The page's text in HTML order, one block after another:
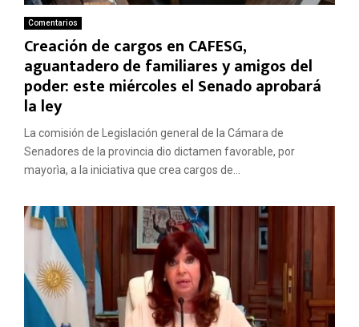
Comentarios
Creación de cargos en CAFESG,
aguantadero de familiares y amigos del
poder: este miércoles el Senado aprobará
la ley
La comisión de Legislación general de la Cámara de
Senadores de la provincia dio dictamen favorable, por
mayorìa, a la iniciativa que crea cargos de...